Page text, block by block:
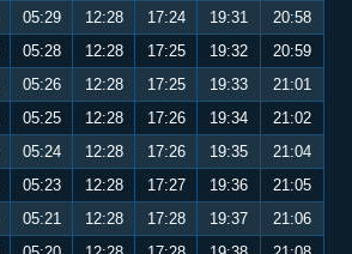
05:29 12:28 17:24 19:31
20:58
05:28 12:28 17:25 19:32
20:59
05:26 12:28 17:25 19:33
21:01
05:25 12:28 17:26 19:34
21:02
05:24 12:28 17:26 19:35
21:04
05:23 12:28 17:27 19:36
21:05
05:21 12:28 17:28 19:37
21:06